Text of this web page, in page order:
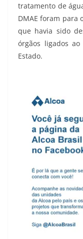
tratamento de
DMAE foram para
que havia sido
órgãos ligados
Estado.